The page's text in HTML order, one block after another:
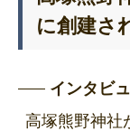
に創建さ
インタビ
高塚熊野神社